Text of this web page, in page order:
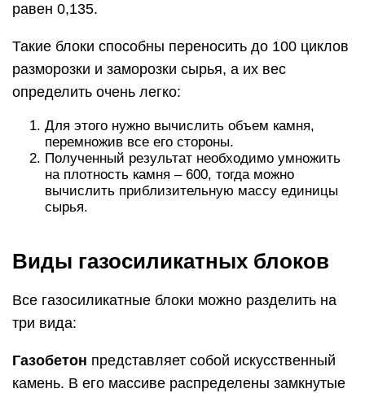
равен 0,135.
Такие блоки способны переносить до 100 циклов
разморозки и заморозки сырья, а их вес
определить очень легко:
Для этого нужно вычислить объем камня,
перемножив все его стороны.
Полученный результат необходимо умножить
на плотность камня – 600, тогда можно
вычислить приблизительную массу единицы
сырья.
Виды газосиликатных блоков
Все газосиликатные блоки можно разделить на
три вида:
Газобетон представляет собой искусственный
камень. В его массиве распределены замкнутые